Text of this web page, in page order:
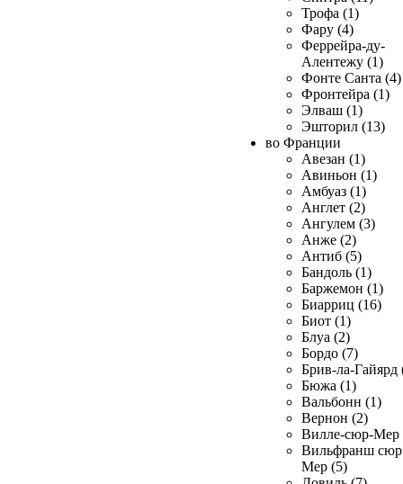
Трофа (1)
Фару (4)
Феррейра-ду-
Алентежу (1)
Фонте Санта (4)
Фронтейра (1)
Элваш (1)
Эшторил (13)
во Франции
Авезан (1)
Авиньон (1)
Амбуаз (1)
Англет (2)
Ангулем (3)
Анже (2)
Антиб (5)
Бандоль (1)
Баржемон (1)
Биарриц (16)
Биот (1)
Блуа (2)
Бордо (7)
Брив-ла-Гайярд
Бюжа (1)
Вальбонн (1)
Вернон (2)
Вилле-сюр-Мер
Вильфранш сюр
Мер (5)